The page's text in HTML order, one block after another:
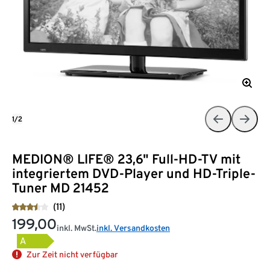
MEDION® LIFE® 23,6" Full-HD-TV mit
integriertem DVD-Player und HD-Triple-
Tuner MD 21452
(11)
199,00inkl. MwSt.inkl. Versandkosten
A
Zur Zeit nicht verfügbar
1/2